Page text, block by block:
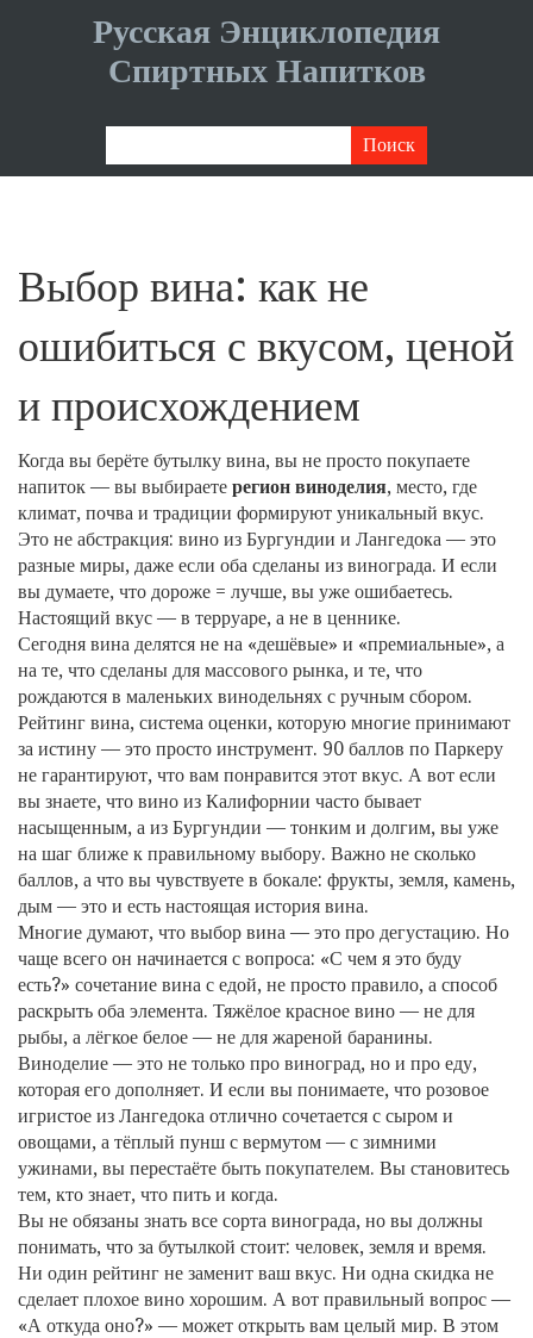
Русская Энциклопедия
Спиртных Напитков
Выбор вина: как не
ошибиться с вкусом, ценой
и происхождением
Когда вы берёте бутылку вина, вы не просто покупаете
напиток — вы выбираете регион виноделия, место, где
климат, почва и традиции формируют уникальный вкус.
Это не абстракция: вино из Бургундии и Лангедока — это
разные миры, даже если оба сделаны из винограда. И если
вы думаете, что дороже = лучше, вы уже ошибаетесь.
Настоящий вкус — в терруаре, а не в ценнике.
Сегодня вина делятся не на «дешёвые» и «премиальные», а
на те, что сделаны для массового рынка, и те, что
рождаются в маленьких винодельнях с ручным сбором.
Рейтинг вина, система оценки, которую многие принимают
за истину — это просто инструмент. 90 баллов по Паркеру
не гарантируют, что вам понравится этот вкус. А вот если
вы знаете, что вино из Калифорнии часто бывает
насыщенным, а из Бургундии — тонким и долгим, вы уже
на шаг ближе к правильному выбору. Важно не сколько
баллов, а что вы чувствуете в бокале: фрукты, земля, камень,
дым — это и есть настоящая история вина.
Многие думают, что выбор вина — это про дегустацию. Но
чаще всего он начинается с вопроса: «С чем я это буду
есть?» сочетание вина с едой, не просто правило, а способ
раскрыть оба элемента. Тяжёлое красное вино — не для
рыбы, а лёгкое белое — не для жареной баранины.
Виноделие — это не только про виноград, но и про еду,
которая его дополняет. И если вы понимаете, что розовое
игристое из Лангедока отлично сочетается с сыром и
овощами, а тёплый пунш с вермутом — с зимними
ужинами, вы перестаёте быть покупателем. Вы становитесь
тем, кто знает, что пить и когда.
Вы не обязаны знать все сорта винограда, но вы должны
понимать, что за бутылкой стоит: человек, земля и время.
Ни один рейтинг не заменит ваш вкус. Ни одна скидка не
сделает плохое вино хорошим. А вот правильный вопрос —
«А откуда оно?» — может открыть вам целый мир. В этом